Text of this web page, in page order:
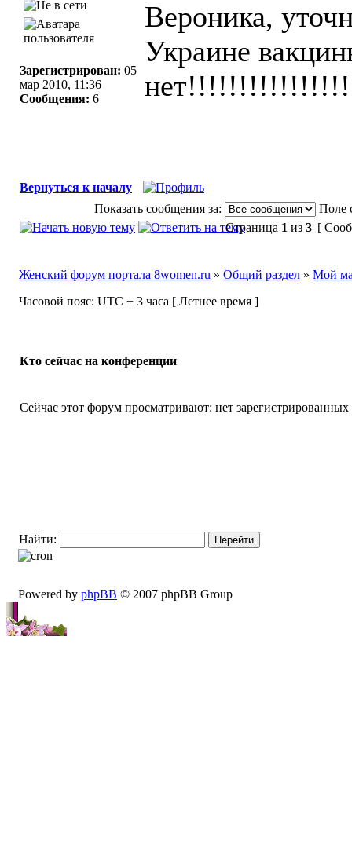
Зарегистрирован: 05
мар 2010, 11:36
Сообщения: 6
Вероника,
Украине
Вернуться к началу
Показать сообщения за:
Поле
Страница 1 из 3 [
Женский форум портала 8women.ru » Общий раздел » Мой
Часовой пояс: UTC + 3 часа [ Летнее время ]
Кто сейчас на конференции
Сейчас этот форум просматривают: нет зарегистрированных
Найти:
Powered by phpBB © 2007 phpBB Group